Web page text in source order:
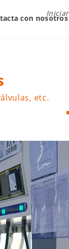
con nosotros
etc.